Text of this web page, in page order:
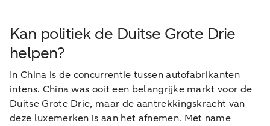
Kan politiek de Duitse Grote Drie
helpen?
In China is de concurrentie tussen autofabrikanten
intens. China was ooit een belangrijke markt voor de
Duitse Grote Drie, maar de aantrekkingskracht van
deze luxemerken is aan het afnemen. Met name